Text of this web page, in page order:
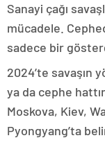
Sanayi çağı
mücadele.
sadece bir
2024’te savaşın
ya da cephe
Moskova, Kiev,
Pyongyang’ta